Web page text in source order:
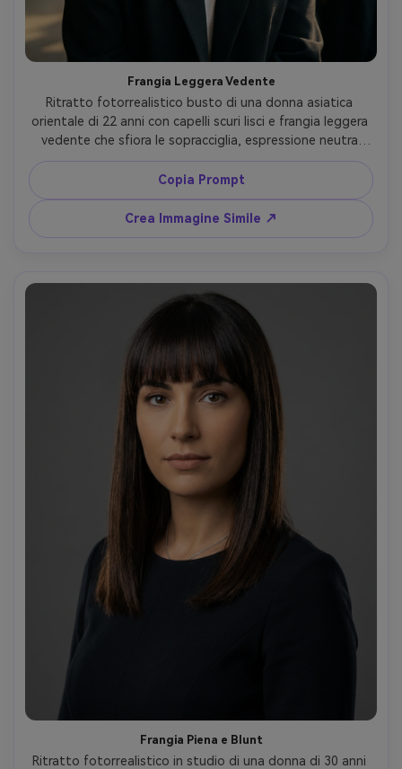
Frangia Leggera Vedente
Ritratto fotorrealistico busto di una donna asiatica
orientale di 22 anni con capelli scuri lisci e frangia leggera
vedente che sfiora le sopracciglia, espressione neutra
delicata, pelle luminosa, eyeliner minimale, indossa un
blazer nero sopra una canotta bianca, sfondo café
urbano sfocato, luce laterale dorata che crea riflessi
delicati, Canon R5, 50mm f/1.2, bokeh, angolo tre quarti,
attaccatura pulita con ciocche sottili visibili, alta
Copia Prompt
Crea Immagine Simile ↗
Frangia Piena e Blunt
Ritratto fotorrealistico in studio di una donna di 30 anni